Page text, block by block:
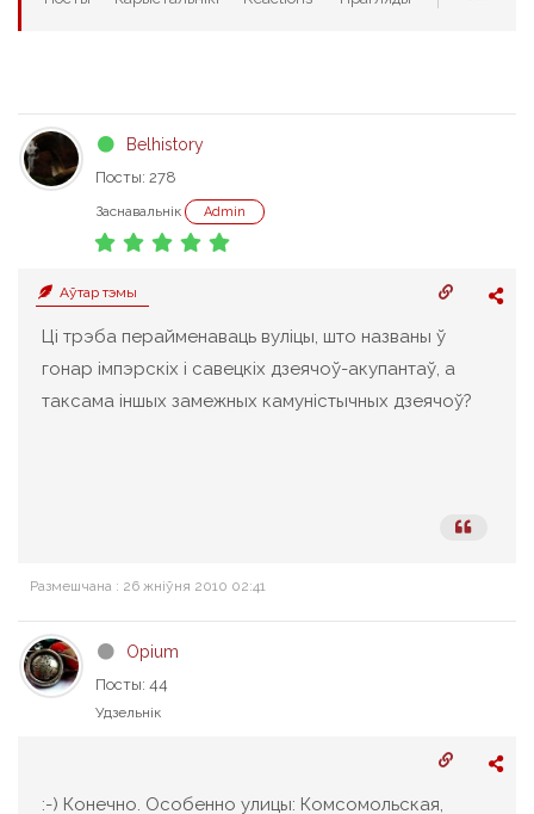
Belhistory
Посты: 278
Заснавальнік Admin
Аўтар тэмы
Ці трэба перайменаваць вуліцы, што названы ў
гонар імпэрскіх і савецкіх дзеячоў-акупантаў, а
таксама іншых замежных камуністычных дзеячоў?
Размешчана : 26 жніўня 2010 02:41
Opium
Посты: 44
Удзельнік
:-) Конечно. Особенно улицы: Комсомольская,